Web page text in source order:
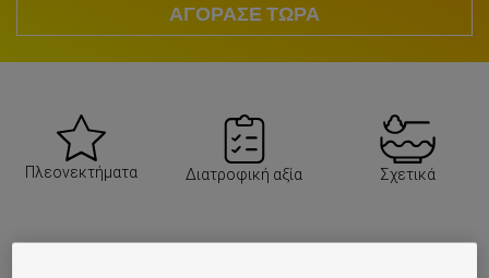
ΑΓΟΡΑΣΕ ΤΩΡΑ
Πλεονεκτήματα Διατροφική αξία Σχετικά